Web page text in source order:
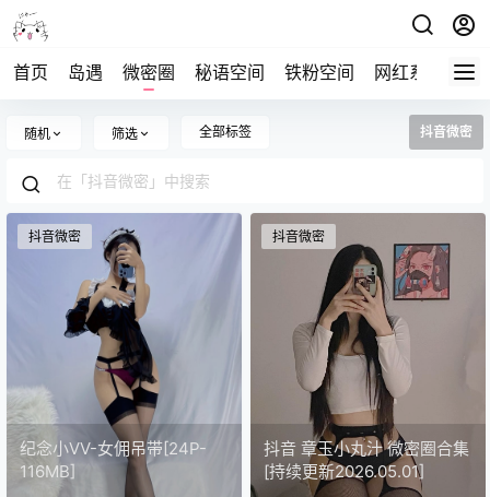
首页 岛遇 微密圈 秘语空间 铁粉空间 网红系列 打
随机 筛选 全部标签 抖音微密
抖音微密
纪念小VV-女佣吊带[24P-
116MB]
抖音微密
抖音 章玉小丸汁 微密圈合集
[持续更新2026.05.01]